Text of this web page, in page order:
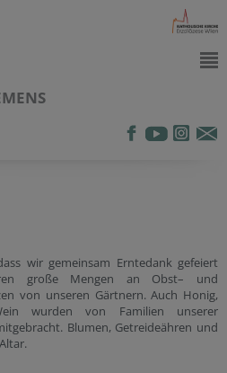
wir gemeinsam Erntedank gefeiert
große Mengen an Obst– und
von unseren Gärtnern. Auch Honig,
wurden von Familien unserer
Blumen, Getreideähren und